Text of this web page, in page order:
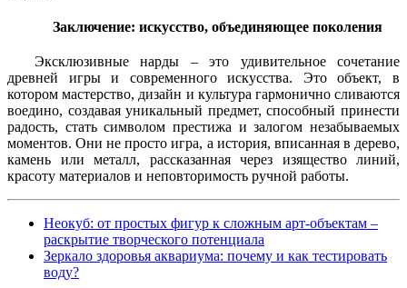
Заключение: искусство, объединяющее поколения
Эксклюзивные нарды – это удивительное сочетание
древней игры и современного искусства. Это объект, в
котором мастерство, дизайн и культура гармонично сливаются
воедино, создавая уникальный предмет, способный принести
радость, стать символом престижа и залогом незабываемых
моментов. Они не просто игра, а история, вписанная в дерево,
камень или металл, рассказанная через изящество линий,
красоту материалов и неповторимость ручной работы.
Неокуб: от простых фигур к сложным арт-объектам –
раскрытие творческого потенциала
Зеркало здоровья аквариума: почему и как тестировать
воду?